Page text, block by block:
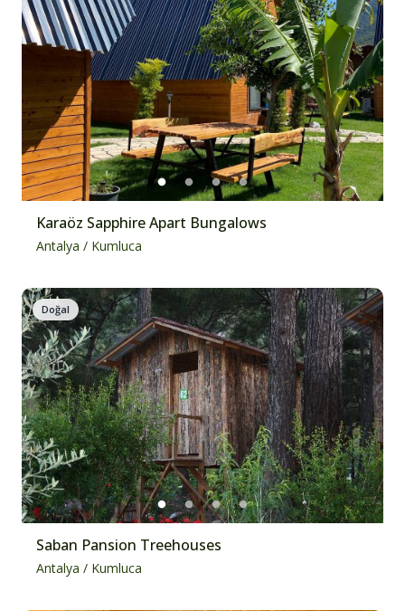
Karaöz Sapphire Apart Bungalows
Antalya / Kumluca
Doğal
Saban Pansion Treehouses
Antalya / Kumluca